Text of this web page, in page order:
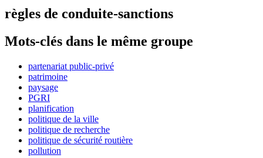
règles de conduite-sanctions
Mots-clés dans le même groupe
partenariat public-privé
patrimoine
paysage
PGRI
planification
politique de la ville
politique de recherche
politique de sécurité routière
pollution